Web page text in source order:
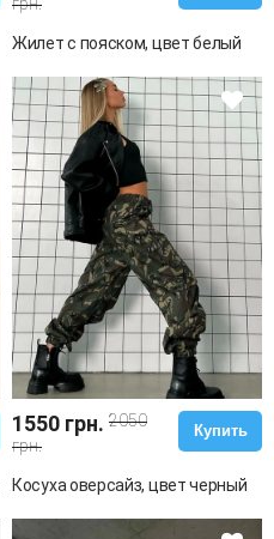
Жилет с пояском, цвет белый
1550 грн. 2050
грн.
Купить
Косуха оверсайз, цвет черный